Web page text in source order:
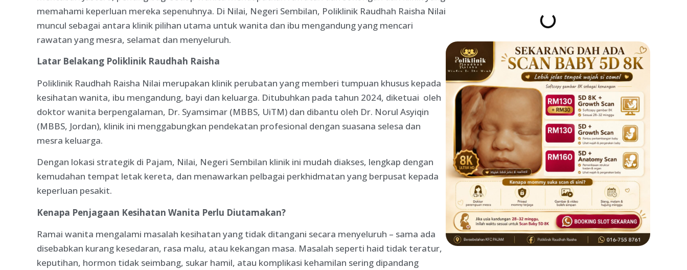
memahami keperluan mereka sepenuhnya. Di Nilai, Negeri Sembilan, Poliklinik Raudhah Raisha Nilai
muncul sebagai antara klinik pilihan utama untuk wanita dan ibu mengandung yang mencari
rawatan yang mesra, selamat dan menyeluruh.
Latar Belakang Poliklinik Raudhah Raisha
Poliklinik Raudhah Raisha Nilai merupakan klinik perubatan yang memberi tumpuan khusus kepada
kesihatan wanita, ibu mengandung, bayi dan keluarga. Ditubuhkan pada tahun 2024, diketuai oleh
doktor wanita berpengalaman, Dr. Syamsimar (MBBS, UiTM) dan dibantu oleh Dr. Norul Asyiqin
(MBBS, Jordan), klinik ini menggabungkan pendekatan profesional dengan suasana selesa dan
mesra keluarga.
Dengan lokasi strategik di Pajam, Nilai, Negeri Sembilan klinik ini mudah diakses, lengkap dengan
kemudahan tempat letak kereta, dan menawarkan pelbagai perkhidmatan yang berpusat kepada
keperluan pesakit.
Kenapa Penjagaan Kesihatan Wanita Perlu Diutamakan?
Ramai wanita mengalami masalah kesihatan yang tidak ditangani secara menyeluruh – sama ada
disebabkan kurang kesedaran, rasa malu, atau kekangan masa. Masalah seperti haid tidak teratur,
keputihan, hormon tidak seimbang, sukar hamil, atau komplikasi kehamilan sering dipandang